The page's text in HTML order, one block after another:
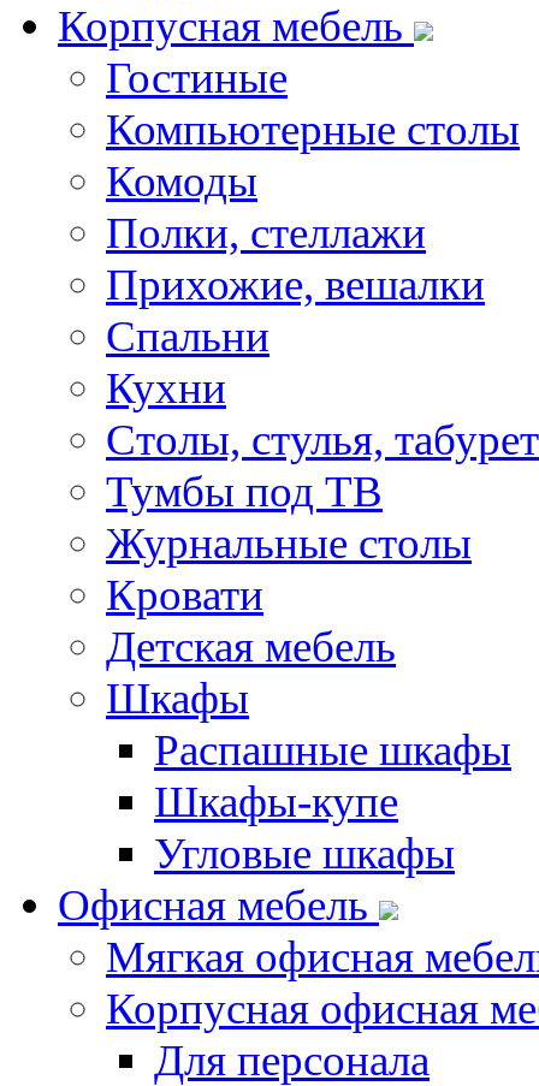
Корпусная мебель
Гостиные
Компьютерные столы
Комоды
Полки, стеллажи
Прихожие, вешалки
Спальни
Кухни
Столы, стулья,
Тумбы под ТВ
Журнальные столы
Кровати
Детская мебель
Шкафы
Распашные шкафы
Шкафы-купе
Угловые шкафы
Офисная мебель
Мягкая офисная
Корпусная офисная
Для персонала